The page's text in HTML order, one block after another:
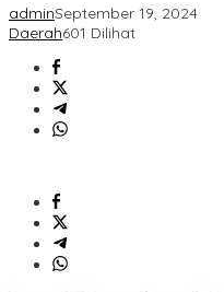
adminSeptember 19, 2024
Daerah601 Dilihat